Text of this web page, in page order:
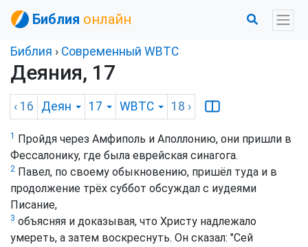
Библия онлайн
Библия › Cовременный WBTC
Деяния, 17
‹ 16 Деян 17 WBTC 18 ›
1
Пройдя через Амфиполь и Аполлонию, они пришли в
Фессалонику, где была еврейская синагога.
2 Павел, по своему обыкновению, пришёл туда и в
продолжение трёх суббот обсуждал с иудеями
Писание,
3 объясняя и доказывая, что Христу надлежало
умереть, а затем воскреснуть. Он сказал: "Сей